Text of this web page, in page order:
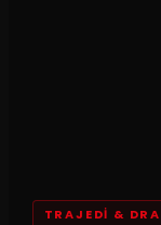
TRAJEDI &